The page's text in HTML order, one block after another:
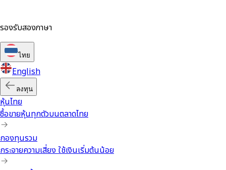
รองรับสองภาษา
ไทย
English
ลงทุน
หุ้นไทย
ซื้อขายหุ้นทุกตัวบนตลาดไทย
กองทุนรวม
กระจายความเสี่ยง ใช้เงินเริ่มต้นน้อย